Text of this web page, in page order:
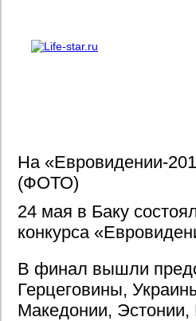
На «Евровидении-
(ФОТО)
24 мая в Баку
конкурса
В финал вышли
Герцеговины,
Македонии,